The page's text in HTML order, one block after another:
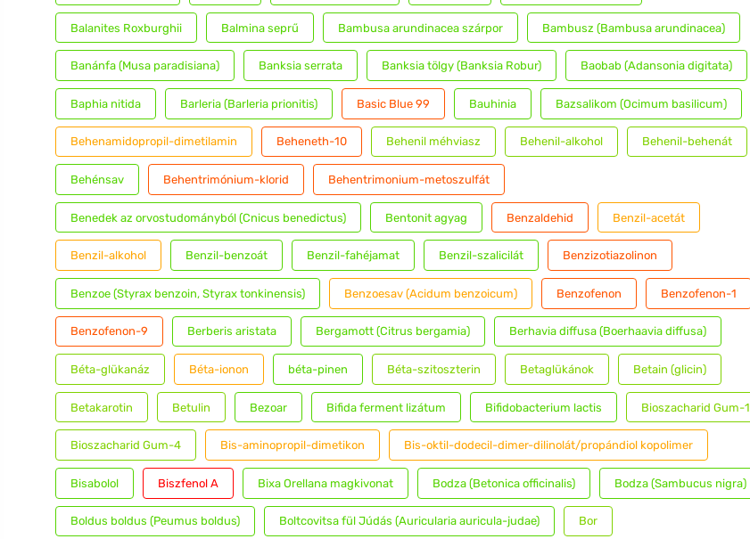
Balanites Roxburghii Balmina seprű Bambusa arundinacea szárpor Bambusz (Bambusa arundinacea)
Banánfa (Musa paradisiana) Banksia serrata Banksia tölgy (Banksia Robur) Baobab (Adansonia digitata)
Baphia nitida Barleria (Barleria prionitis) Basic Blue 99 Bauhinia Bazsalikom (Ocimum basilicum)
Behenamidopropil-dimetilamin Beheneth-10 Behenil méhviasz Behenil-alkohol Behenil-behenát
Behénsav Behentrimónium-klorid Behentrimonium-metoszulfát
Benedek az orvostudományból (Cnicus benedictus) Bentonit agyag Benzaldehid Benzil-acetát
Benzil-alkohol Benzil-benzoát Benzil-fahéjamat Benzil-szalicilát Benzizotiazolinon
Benzoe (Styrax benzoin, Styrax tonkinensis) Benzoesav (Acidum benzoicum) Benzofenon Benzofenon-1
Benzofenon-9 Berberis aristata Bergamott (Citrus bergamia) Berhavia diffusa (Boerhaavia diffusa)
Béta-glükanáz Béta-ionon béta-pinen Béta-szitoszterin Betaglükánok Betain (glicin)
Betakarotin Betulin Bezoar Bifida ferment lizátum Bifidobacterium lactis Bioszacharid Gum-1
Bioszacharid Gum-4 Bis-aminopropil-dimetikon Bis-oktil-dodecil-dimer-dilinolát/propándiol kopolimer
Bisabolol Biszfenol A Bixa Orellana magkivonat Bodza (Betonica officinalis) Bodza (Sambucus nigra)
Boldus boldus (Peumus boldus) Boltcovitsa fül Júdás (Auricularia auricula-judae) Bor